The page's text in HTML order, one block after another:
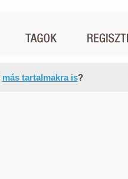
más tartalmakra is?